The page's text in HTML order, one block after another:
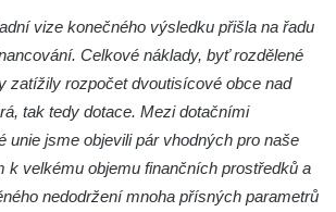
Budějovicích
Budějovicích
na Lannově třídě v
Adalberta Lanny v parku
vize konečného výsledku přišla na řadu
Celkové náklady, byť rozdělené
zatížily rozpočet dvoutisícové obce nad
tak tedy dotace. Mezi dotačními
unie jsme objevili pár vhodných pro naše
k velkému objemu finančních prostředků a
nedodržení mnoha přísných parametrů